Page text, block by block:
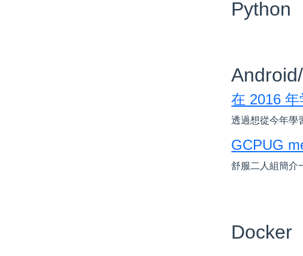
Python
在 2016
透過想從今年學
GCPUG
舒服二人組簡
Docker